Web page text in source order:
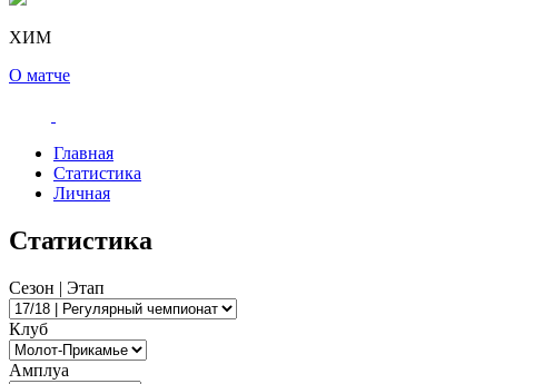
ХИМ
О матче
Главная
Статистика
Личная
Статистика
Сезон | Этап
Клуб
Амплуа